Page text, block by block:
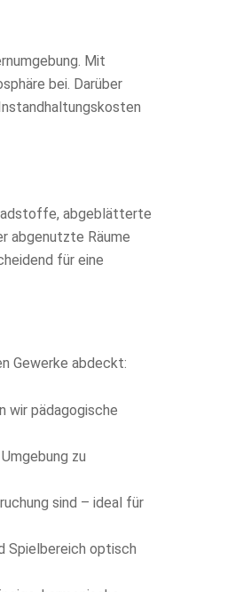
Mit
bei. Darüber
abgeblätterte
abgenutzte Räume
für eine
Gewerke abdeckt:
wir pädagogische
zu
sind – ideal für
Spielbereich optisch